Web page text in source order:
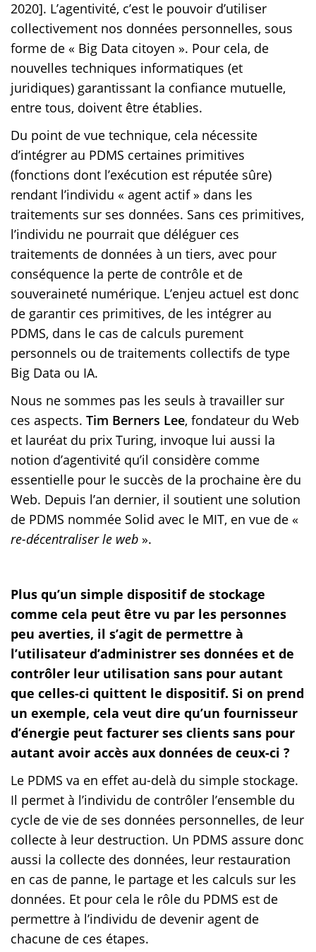
2020]. L’agentivité, c’est le pouvoir d’utiliser
collectivement nos données personnelles, sous
forme de « Big Data citoyen ». Pour cela, de
nouvelles techniques informatiques (et
juridiques) garantissant la confiance mutuelle,
entre tous, doivent être établies.
Du point de vue technique, cela nécessite
d’intégrer au PDMS certaines primitives
(fonctions dont l’exécution est réputée sûre)
rendant l’individu « agent actif » dans les
traitements sur ses données. Sans ces primitives,
l’individu ne pourrait que déléguer ces
traitements de données à un tiers, avec pour
conséquence la perte de contrôle et de
souveraineté numérique. L’enjeu actuel est donc
de garantir ces primitives, de les intégrer au
PDMS, dans le cas de calculs purement
personnels ou de traitements collectifs de type
Big Data ou IA.
Nous ne sommes pas les seuls à travailler sur
ces aspects. Tim Berners Lee, fondateur du Web
et lauréat du prix Turing, invoque lui aussi la
notion d’agentivité qu’il considère comme
essentielle pour le succès de la prochaine ère du
Web. Depuis l’an dernier, il soutient une solution
de PDMS nommée Solid avec le MIT, en vue de «
re-décentraliser le web ».
Plus qu’un simple dispositif de stockage
comme cela peut être vu par les personnes
peu averties, il s’agit de permettre à
l’utilisateur d’administrer ses données et de
contrôler leur utilisation sans pour autant
que celles-ci quittent le dispositif. Si on prend
un exemple, cela veut dire qu’un fournisseur
d’énergie peut facturer ses clients sans pour
autant avoir accès aux données de ceux-ci ?
Le PDMS va en effet au-delà du simple stockage.
Il permet à l’individu de contrôler l’ensemble du
cycle de vie de ses données personnelles, de leur
collecte à leur destruction. Un PDMS assure donc
aussi la collecte des données, leur restauration
en cas de panne, le partage et les calculs sur les
données. Et pour cela le rôle du PDMS est de
permettre à l’individu de devenir agent de
chacune de ces étapes.